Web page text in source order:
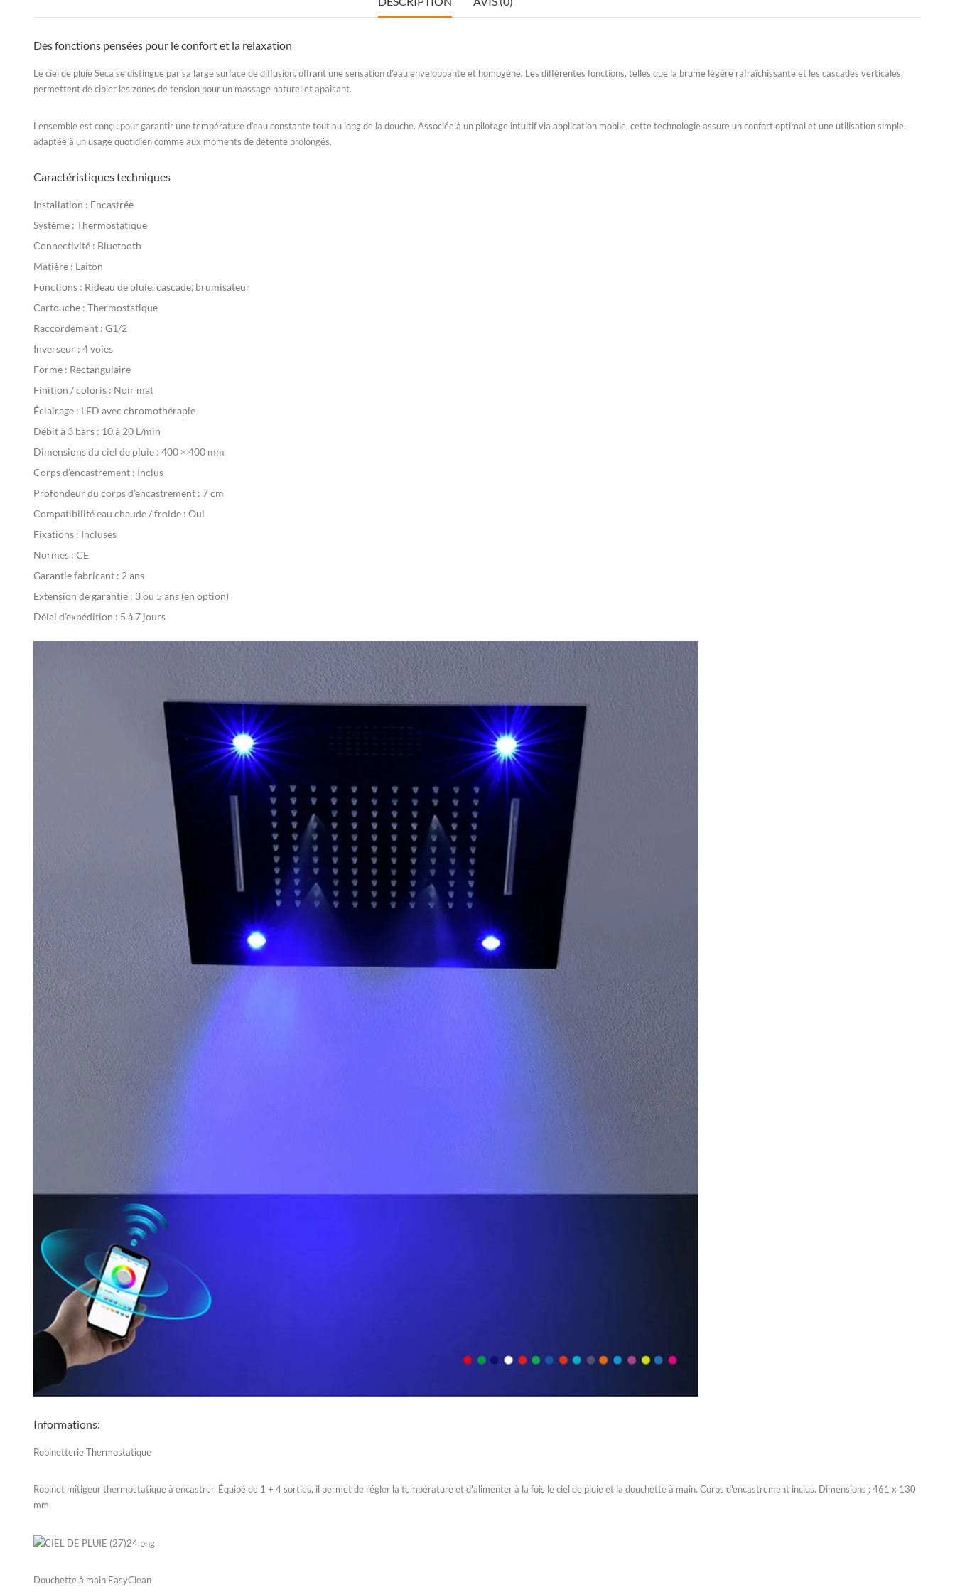
Des fonctions pensées pour le confort et la relaxation
Le ciel de pluie Seca se distingue par sa large surface de diffusion, offrant une sensation d’eau enveloppante et homogène. Les différentes fonctions, telles que la brume légère rafraîchissanteet les cascades verticales,
permettent de cibler les zones de tension pour un massage naturel et apaisant.
L’ensemble est conçu pour garantir une température d’eau constante tout au long de la douche. Associée à un pilotage intuitif via application mobile, cette technologie assure un confort optimal et une utilisation simple,
adaptée à un usage quotidien comme aux moments de détente prolongés.
Caractéristiques techniques
Installation : Encastrée
Système : Thermostatique
Connectivité : Bluetooth
Matière : Laiton
Fonctions : Rideau de pluie, cascade, brumisateur
Cartouche : Thermostatique
Raccordement : G1/2
Inverseur : 4 voies
Forme : Rectangulaire
Finition / coloris : Noir mat
Éclairage : LED avec chromothérapie
Débit à 3 bars : 10 à 20 L/min
Dimensions du ciel de pluie : 400 × 400 mm
Corps d’encastrement : Inclus
Profondeur du corps d’encastrement : 7 cm
Compatibilité eau chaude / froide : Oui
Fixations : Incluses
Normes : CE
Garantie fabricant : 2 ans
Extension de garantie : 3 ou 5 ans (en option)
Délai d’expédition : 5 à 7 jours
Informations:
Robinetterie Thermostatique
Robinet mitigeur thermostatique à encastrer. Équipé de 1 + 4 sorties, il permet de régler la température et d'alimenter à la fois le ciel de pluie et la douchette à main. Corps d'encastrement inclus. Dimensions : 461 x 130
mm
Douchette à main EasyClean